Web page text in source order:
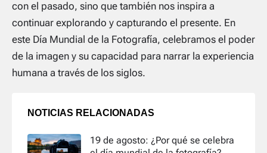
con el pasado, sino que también nos inspira a
continuar explorando y capturando el presente. En
este Día Mundial de la Fotografía, celebramos el poder
de la imagen y su capacidad para narrar la experiencia
humana a través de los siglos.
NOTICIAS RELACIONADAS
19 de agosto: ¿Por qué se celebra